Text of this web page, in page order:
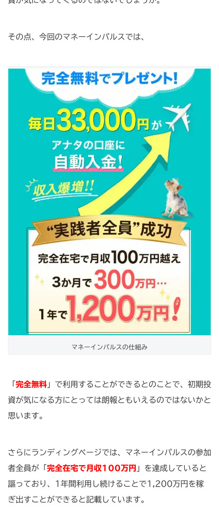
その点、今回のマネーインパルスでは、
マネーインパルスの仕組み
「完全無料 」で利用することができるとのことで、初期投
資が気になる方にとっては朗報ともいえるのではないかと
思います。
さらにランディングページでは、マネーインパルスの参加
者全員が「 完全在宅で月収100万円 」を達成していると
謳っており、1年間利用し続けることで1,200万円を稼
ぎ出すことができると記載しています。